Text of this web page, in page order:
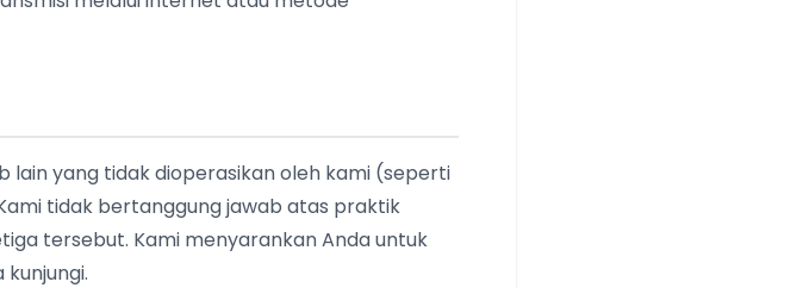
lain yang tidak dioperasikan oleh kami (seperti
tidak bertanggung jawab atas praktik
tersebut. Kami menyarankan Anda untuk